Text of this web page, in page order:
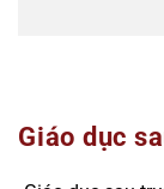
Giáo dục